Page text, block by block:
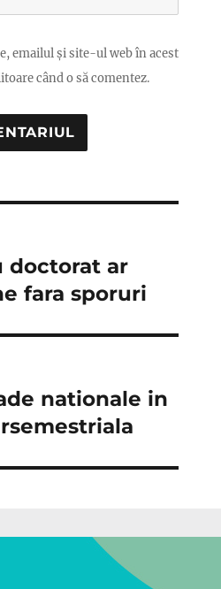
emailul și site-ul web în acest
când o să comentez.
doctorat ar
fara sporuri
nationale in